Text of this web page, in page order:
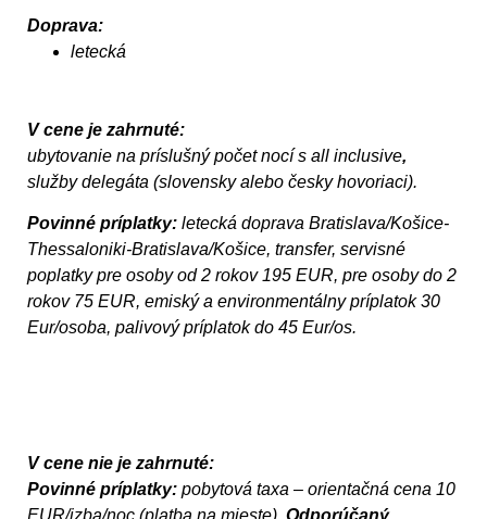
Doprava:
letecká
V cene je zahrnuté:
ubytovanie na príslušný počet nocí s all inclusive,
služby delegáta (slovensky alebo česky hovoriaci).
Povinné príplatky: letecká doprava Bratislava/Košice-
Thessaloniki-Bratislava/Košice, transfer, servisné
poplatky pre osoby od 2 rokov 195 EUR, pre osoby do 2
rokov 75 EUR, emiský a environmentálny príplatok 30
Eur/osoba, palivový príplatok do 45 Eur/os.
V cene nie je zahrnuté:
Povinné príplatky: pobytová taxa – orientačná cena 10
EUR/izba/noc (platba na mieste). Odporúčaný